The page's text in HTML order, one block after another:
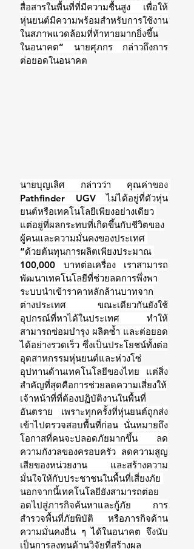
สื่อสารในพื้นที่ที่มีความชื้นสูง เพื่อให้
หุ่นยนต์มีความพร้อมสำหรับการใช้งาน
ในสภาพแวดล้อมที่ท้าทายมากยิ่งขึ้น
ในอนาคต” นายศุภกร กล่าวถึงการ
ต่อยอดในอนาคต
นายบุญเลิศ กล่าวว่า คุณค่าของ
Pathfinder UGV ไม่ได้อยู่ที่ตัวหุ่น
ยนต์หรือเทคโนโลยีเพียงอย่างเดียว
แต่อยู่ที่ผลกระทบที่เกิดขึ้นกับชีวิตของ
ผู้คนและความมั่นคงของประเทศ
“ด้วยต้นทุนการผลิตเพียงประมาณ
100,000 บาทต่อเครื่อง เราสามารถ
พัฒนาเทคโนโลยีที่ช่วยลดการพึ่งพา
ระบบนำเข้าราคาหลักล้านบาทจาก
ต่างประเทศ ขณะเดียวกันยังใช้
อุปกรณ์ที่หาได้ในประเทศ ทำให้
สามารถซ่อมบำรุง ผลิตซ้ำ และต่อยอด
ได้อย่างรวดเร็ว ซึ่งเป็นประโยชน์ทั้งต่อ
อุตสาหกรรมหุ่นยนต์และห่วงโซ่
อุปทานด้านเทคโนโลยีของไทย แต่สิ่ง
สำคัญที่สุดคือการช่วยลดความเสี่ยงให้
เจ้าหน้าที่ที่ต้องปฏิบัติงานในพื้นที่
อันตราย เพราะทุกครั้งที่หุ่นยนต์ถูกส่ง
เข้าไปตรวจสอบพื้นที่ก่อน นั่นหมายถึง
โอกาสที่คนจะปลอดภัยมากขึ้น ลด
ความกังวลของครอบครัว ลดความสูญ
เสียของหน่วยงาน และสร้างความ
มั่นใจให้กับประชาชนในพื้นที่เสี่ยงภัย
นอกจากนี้เทคโนโลยียังสามารถต่อย
อดไปสู่ภารกิจค้นหาและกู้ภัย การ
สำรวจพื้นที่ภัยพิบัติ หรือภารกิจด้าน
ความมั่นคงอื่น ๆ ได้ในอนาคต จึงนับ
เป็นการลงทุนด้านวิจัยที่สร้างผล